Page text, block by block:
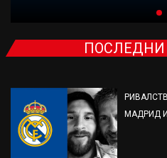
ПОСЛЕДНИ
МАДРИД